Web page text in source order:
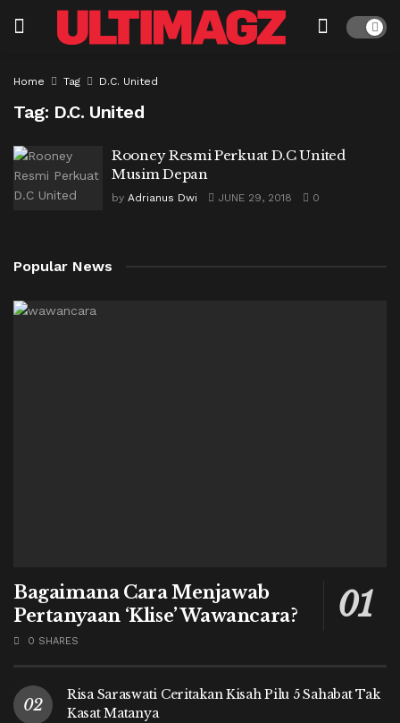
Home Tag D.C. United
Tag: D.C. United
Rooney Resmi Perkuat D.C United
Musim Depan
by Adrianus Dwi JUNE 29, 2018 0
Popular News
Bagaimana Cara Menjawab
Pertanyaan ‘Klise’ Wawancara?
0 SHARES
Risa Saraswati Ceritakan Kisah Pilu 5 Sahabat Tak
Kasat Matanya